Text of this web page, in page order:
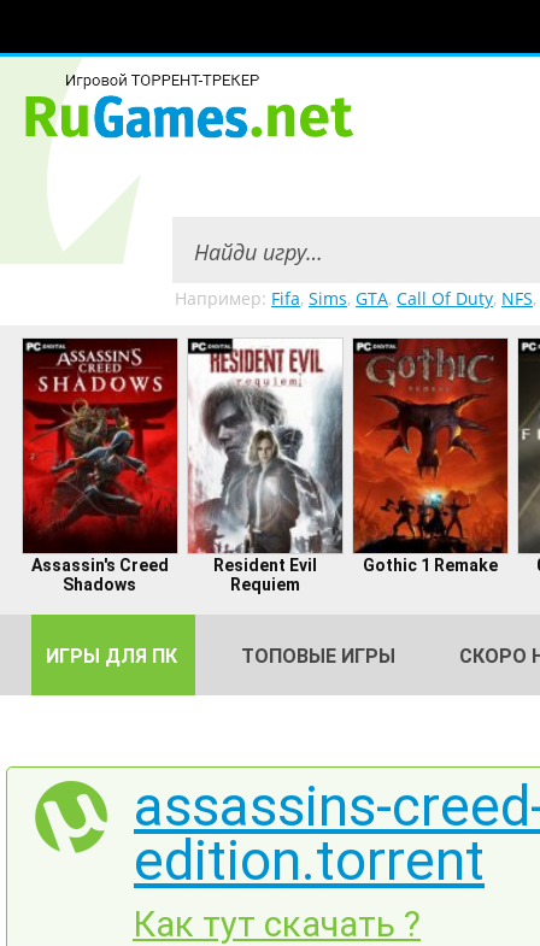
Например: Fifa, Sims, GTA, Call Of Duty, NFS,
Assassin's Creed
Shadows
Resident Evil
Requiem
Gothic 1 Remake
ИГРЫ ДЛЯ ПК ТОПОВЫЕ ИГРЫ СКОРО
assassins-
edition.torrent
Как тут скачать ?